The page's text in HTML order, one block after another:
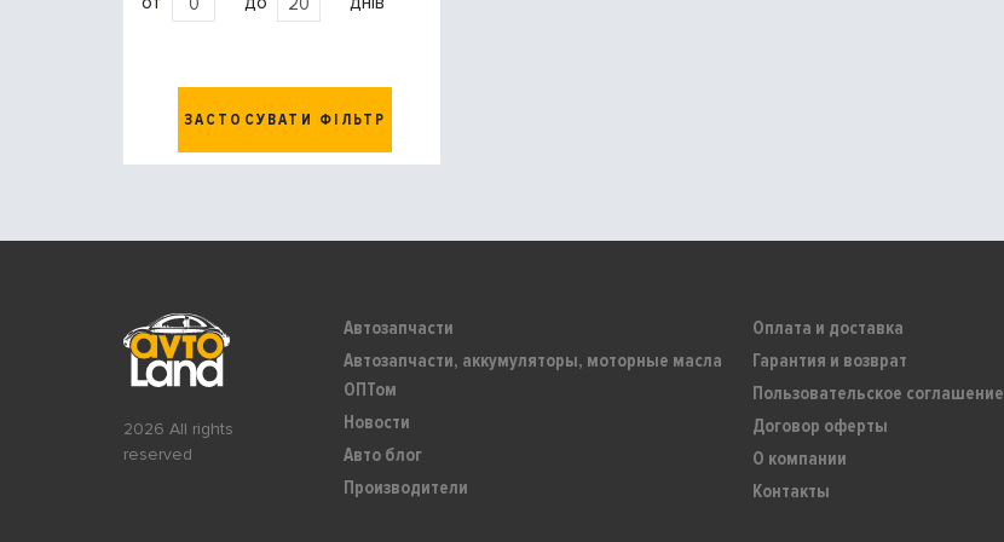
ЗАСТОСУВАТИ ФІЛЬТР
2026 All rights
reserved
Автозапчасти
Автозапчасти, аккумуляторы, моторные масла
ОПТом
Новости
Авто блог
Производители
Оплата и доставка
Гарантия и возврат
Пользовательское соглашение
Договор оферты
О компании
Контакты